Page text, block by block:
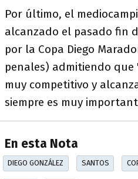
Por último, el
alcanzado el pasado fin
por la Copa Diego
penales) admitiendo
muy competitivo y
siempre es muy
En esta Nota
DIEGO GONZÁLEZ SANTOS